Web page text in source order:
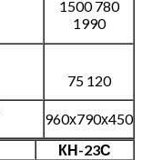
1500 780
1990
75 120
960х790х450
КН-23С